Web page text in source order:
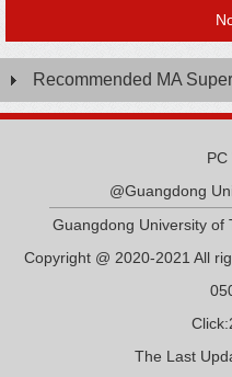
Recommended MA
PC
@Guangdong
Guangdong University of
Copyright @ 2020-2021 All
Click:
The Last